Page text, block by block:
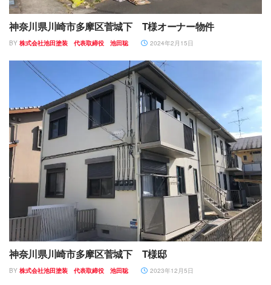
神奈川県川崎市多摩区菅城下 T様オーナー物件
BY 株式会社池田塗装 代表取締役 池田聡 2024年2月15日
神奈川県川崎市多摩区菅城下 T様邸
BY 株式会社池田塗装 代表取締役 池田聡 2023年12月5日